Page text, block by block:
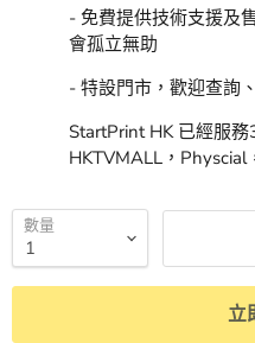
- 免費提供技術支援及
會孤立無助
- 特設門市，歡迎查詢
StartPrint HK 已經服
HKTVMALL，Physcial
數量
立